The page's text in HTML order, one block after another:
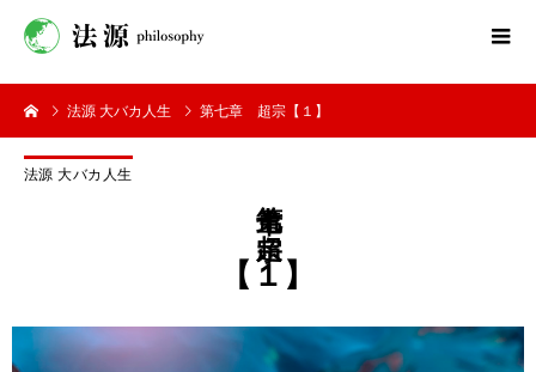
法源 大バカ人生 第七章 超宗【１】
法源 大バカ人生
第七章 超宗
【１】